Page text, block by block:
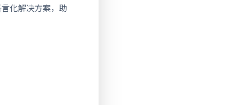
化解决方案，助